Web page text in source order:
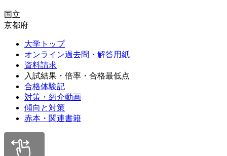
国立
京都府
大学トップ
オンライン過去問・解答用紙
資料請求
入試結果・倍率・合格最低点
合格体験記
対策・紹介動画
傾向と対策
赤本・関連書籍